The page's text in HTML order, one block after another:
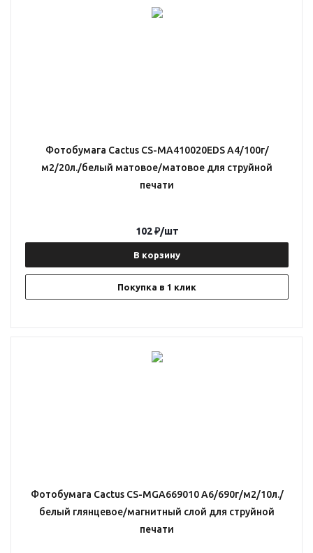
Фотобумага Cactus CS-MA410020EDS A4/100г/
м2/20л./белый матовое/матовое для струйной
печати
В корзину
Покупка в 1 клик
102₽/шт
Фотобумага Cactus CS-MGA669010 A6/690г/м2/10л./
белый глянцевое/магнитный слой для струйной
печати